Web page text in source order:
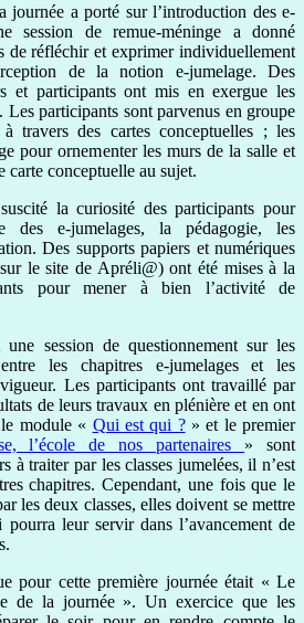
journée a porté sur l’introduction des e-
session de remue-méninge a donné
de réfléchir et exprimer individuellement
de la notion e-jumelage. Des
et participants ont mis en exergue les
Les participants sont parvenus en groupe
travers des cartes conceptuelles ; les
pour ornementer les murs de la salle et
carte conceptuelle au sujet.
la curiosité des participants pour
des e-jumelages, la pédagogie, les
Des supports papiers et numériques
le site de Apréli@) ont été mises à la
pour mener à bien l’activité de
session de questionnement sur les
entre les chapitres e-jumelages et les
Les participants ont travaillé par
de leurs travaux en plénière et en ont
module « Qui est qui ?» et le premier
l’école de nos partenaires » sont
à traiter par les classes jumelées, il n’est
chapitres. Cependant, une fois que le
les deux classes, elles doivent se mettre
leur servir dans l’avancement de
pour cette première journée était « Le
de la journée ». Un exercice que les